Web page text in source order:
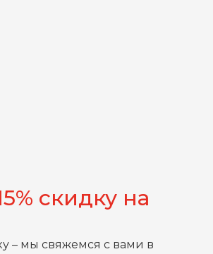
скидку на
– мы свяжемся с вами в